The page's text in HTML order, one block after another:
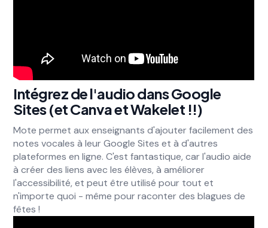
Intégrez de l'audio dans Google
Sites (et Canva et Wakelet !!)
Mote permet aux enseignants d'ajouter facilement des
notes vocales à leur Google Sites et à d'autres
plateformes en ligne. C'est fantastique, car l'audio aide
à créer des liens avec les élèves, à améliorer
l'accessibilité, et peut être utilisé pour tout et
n'importe quoi - même pour raconter des blagues de
fêtes !